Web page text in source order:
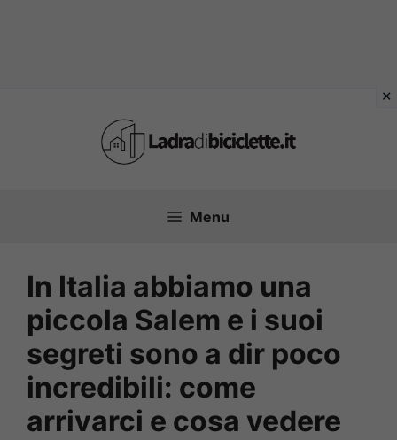
Menu
In Italia abbiamo una
piccola Salem e i suoi
segreti sono a dir poco
incredibili: come
arrivarci e cosa vedere